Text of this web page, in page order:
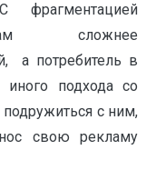
фрагментацией
сложнее
а потребитель в
подхода со
с ним,
свою рекламу